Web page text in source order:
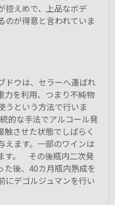
控えめで、上品なボデ
のが得意と言われていま
ドウは、セラーへ運ばれ
力を利用、つまり不純物
うという方法で行いま
的な手法でアルコール発
触させた状態でしばらく
えます。一部のワインは
す。 その後瓶内二次発
た後、40カ月瓶内熟成を
にデゴルジュマンを行い